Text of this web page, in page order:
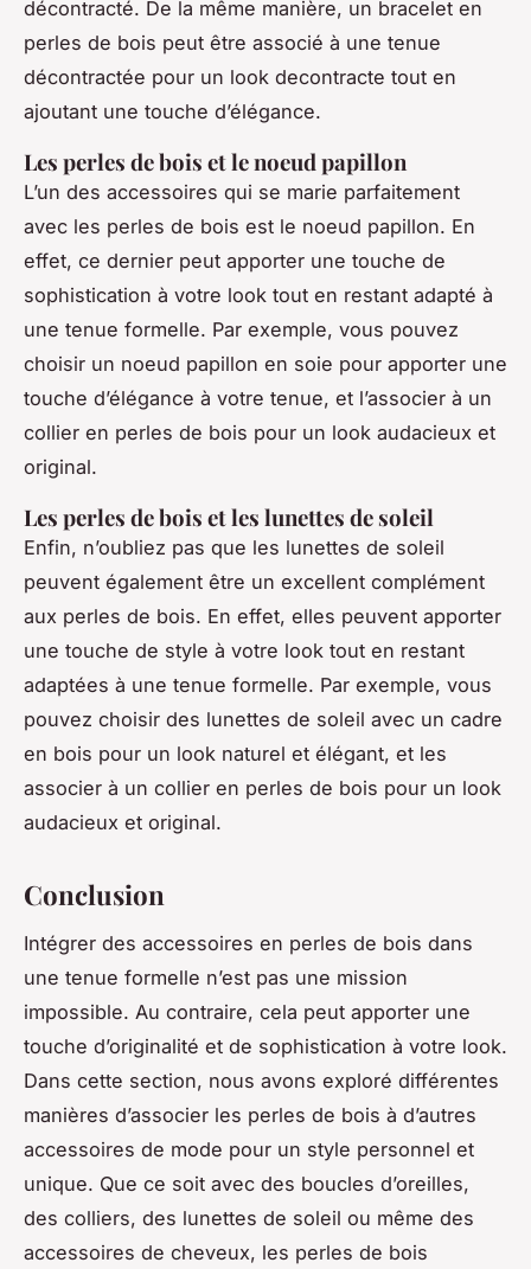
décontracté. De la même manière, un bracelet en
perles de bois peut être associé à une tenue
décontractée pour un look decontracte tout en
ajoutant une touche d’élégance.
Les perles de bois et le noeud papillon
L’un des accessoires qui se marie parfaitement
avec les perles de bois est le noeud papillon. En
effet, ce dernier peut apporter une touche de
sophistication à votre look tout en restant adapté à
une tenue formelle. Par exemple, vous pouvez
choisir un noeud papillon en soie pour apporter une
touche d’élégance à votre tenue, et l’associer à un
collier en perles de bois pour un look audacieux et
original.
Les perles de bois et les lunettes de soleil
Enfin, n’oubliez pas que les lunettes de soleil
peuvent également être un excellent complément
aux perles de bois. En effet, elles peuvent apporter
une touche de style à votre look tout en restant
adaptées à une tenue formelle. Par exemple, vous
pouvez choisir des lunettes de soleil avec un cadre
en bois pour un look naturel et élégant, et les
associer à un collier en perles de bois pour un look
audacieux et original.
Conclusion
Intégrer des accessoires en perles de bois dans
une tenue formelle n’est pas une mission
impossible. Au contraire, cela peut apporter une
touche d’originalité et de sophistication à votre look.
Dans cette section, nous avons exploré différentes
manières d’associer les perles de bois à d’autres
accessoires de mode pour un style personnel et
unique. Que ce soit avec des boucles d’oreilles,
des colliers, des lunettes de soleil ou même des
accessoires de cheveux, les perles de bois